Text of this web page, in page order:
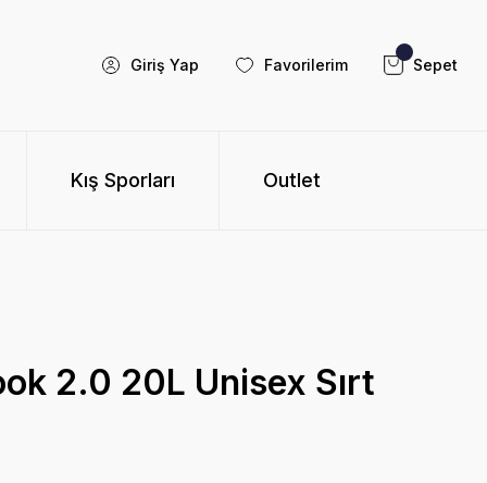
Giriş Yap Favorilerim Sepet
Kış Sporları Outlet
2.0 20L Unisex Sırt